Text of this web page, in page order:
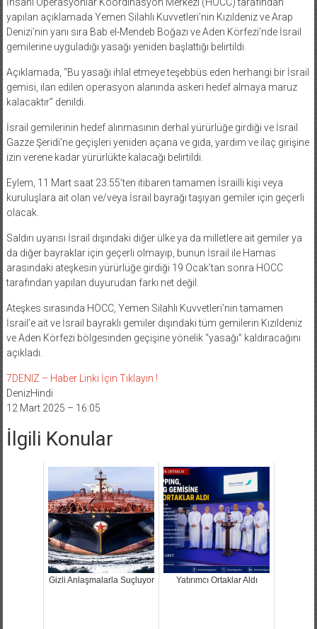
yapılan açıklamada Yemen Silahlı Kuvvetleri’nin Kızıldeniz ve Arap
Denizi’nin yanı sıra Bab el-Mendeb Boğazı ve Aden Körfezi’nde İsrail
gemilerine uyguladığı yasağı yeniden başlattığı belirtildi.
Açıklamada, “Bu yasağı ihlal etmeye teşebbüs eden herhangi bir İsrail
gemisi, ilan edilen operasyon alanında askeri hedef almaya maruz
kalacaktır” denildi.
İsrail gemilerinin hedef alınmasının derhal yürürlüğe girdiği ve İsrail
Gazze Şeridi’ne geçişleri yeniden açana ve gıda, yardım ve ilaç girişine
izin verene kadar yürürlükte kalacağı belirtildi.
Eylem, 11 Mart saat 23.55’ten itibaren tamamen İsrailli kişi veya
kuruluşlara ait olan ve/veya İsrail bayrağı taşıyan gemiler için geçerli
olacak.
Saldırı uyarısı İsrail dışındaki diğer ülke ya da milletlere ait gemiler ya
da diğer bayraklar için geçerli olmayıp, bunun İsrail ile Hamas
arasındaki ateşkesin yürürlüğe girdiği 19 Ocak’tan sonra HOCC
tarafından yapılan duyurudan farkı net değil.
Ateşkes sırasında HOCC, Yemen Silahlı Kuvvetleri’nin tamamen
İsrail’e ait ve İsrail bayraklı gemiler dışındaki tüm gemilerin Kızıldeniz
ve Aden Körfezi bölgesinden geçişine yönelik “yasağı” kaldıracağını
açıkladı.
7DENIZ – Haber Linki İçin Tıklayın !
DenizHindi
12 Mart 2025 – 16:05
İlgili Konular
Gizli Anlaşmalarla Suçluyor Yatırımcı Ortaklar Aldı